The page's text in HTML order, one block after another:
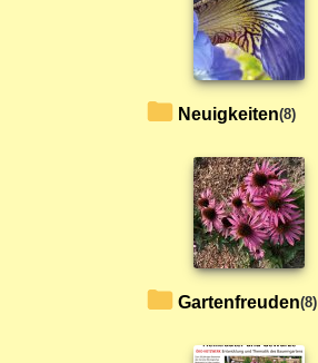
Neuigkeiten(8)
Gartenfreuden(8)